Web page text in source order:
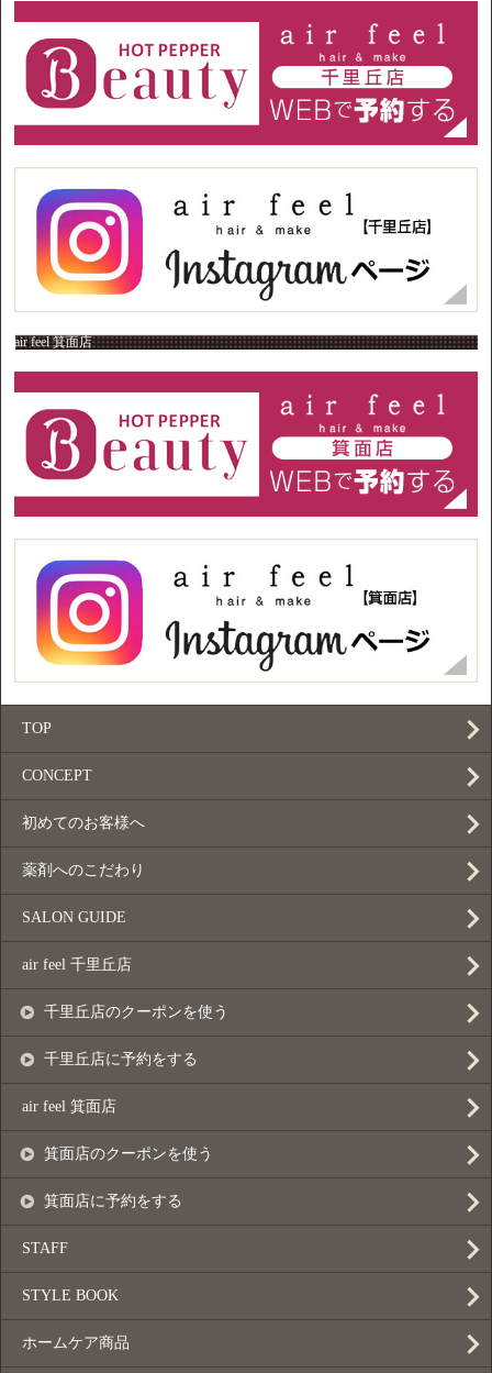
air feel 箕面店
TOP
CONCEPT
初めてのお客様へ
薬剤へのこだわり
SALON GUIDE
air feel 千里丘店
千里丘店のクーポンを使う
千里丘店に予約をする
air feel 箕面店
箕面店のクーポンを使う
箕面店に予約をする
STAFF
STYLE BOOK
ホームケア商品